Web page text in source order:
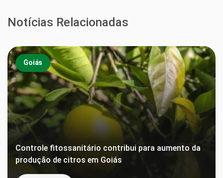
Notícias Relacionadas
Goiás
Controle fitossanitário contribui para aumento da
produção de citros em Goiás